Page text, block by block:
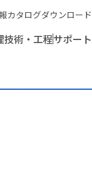
カタログダウンロード
技術・工程サポート